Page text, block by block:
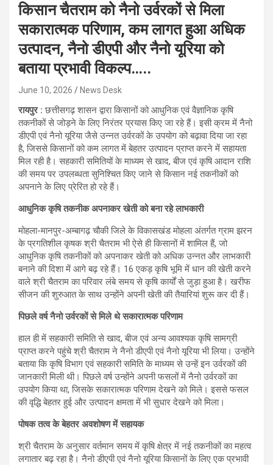
किसान चैतराम को नैनो उर्वरकों से मिला
सकारात्मक परिणाम, कम लागत हुआ अधिक
उत्पादन, नैनो डीएपी और नैनो यूरिया को
बताया प्रभावी विकल्प…..
June 10, 2026 News Desk
रायपुर :छत्तीसगढ़ शासन द्वारा किसानों को आधुनिक एवं वैज्ञानिक कृषि
तकनीकों से जोड़ने के लिए निरंतर प्रयास किए जा रहे हैं। इसी क्रम में नैनो
डीएपी एवं नैनो यूरिया जैसे उन्नत उर्वरकों के उपयोग को बढ़ावा दिया जा रहा
है, जिससे किसानों को कम लागत में बेहतर उत्पादन प्राप्त करने में सहायता
मिल रही है। सहकारी समितियों के माध्यम से खाद, बीज एवं कृषि आदान राशि
की समय पर उपलब्धता सुनिश्चित किए जाने से किसान नई तकनीकों को
अपनाने के लिए प्रेरित हो रहे हैं।
आधुनिक कृषि तकनीक अपनाकर खेती को बना रहे लाभकारी
मोहला-मानपुर-अम्बागढ़ चौकी जिले के विकासखंड मोहला अंतर्गत ग्राम झरन
के प्रगतिशील कृषक श्री चैतराम भी ऐसे ही किसानों में शामिल हैं, जो
आधुनिक कृषि तकनीकों को अपनाकर खेती को अधिक उन्नत और लाभकारी
बनाने की दिशा में आगे बढ़ रहे हैं। 16 एकड़ कृषि भूमि में धान की खेती करने
वाले श्री चैतराम का परिवार लंबे समय से कृषि कार्यों से जुड़ा हुआ है। खरीफ
सीजन की शुरुआत के साथ उन्होंने अपनी खेती की तैयारियां शुरू कर दी हैं।
पिछले वर्ष नैनो उर्वरकों से मिले थे सकारात्मक परिणाम
हाल ही में सहकारी समिति से खाद, बीज एवं अन्य आवश्यक कृषि सामग्री
प्राप्त करने पहुंचे श्री चैतराम ने नैनो डीएपी एवं नैनो यूरिया भी लिया। उन्होंने
बताया कि कृषि विभाग एवं सहकारी समिति के माध्यम से उन्हें इन उर्वरकों की
जानकारी मिली थी। पिछले वर्ष उन्होंने अपनी फसलों में नैनो उर्वरकों का
उपयोग किया था, जिसके सकारात्मक परिणाम देखने को मिले। इससे फसल
की वृद्धि बेहतर हुई और उत्पादन क्षमता में भी सुधार देखने को मिला।
पोषक तत्व के बेहतर अवशोषण में सहायक
श्री चैतराम के अनुसार वर्तमान समय में कृषि क्षेत्र में नई तकनीकों का महत्व
लगातार बढ़ रहा है। नैनो डीएपी एवं नैनो यूरिया किसानों के लिए एक प्रभावी